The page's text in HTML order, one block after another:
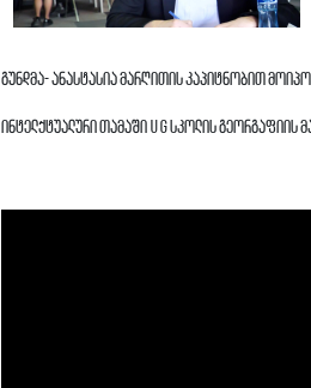
გუნდმა- ანასტასია მარღითის კაპიტნობით
ინტელქტუალური თამაში UG სკოლის გეორგაფიის